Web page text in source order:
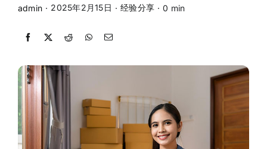
admin · 2025年2月15日 · 经验分享 · 0 min